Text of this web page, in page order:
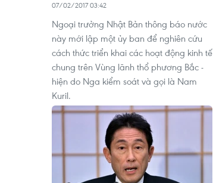
07/02/2017 03:42
Ngoại trưởng Nhật Bản thông báo nước
này mới lập một ủy ban để nghiên cứu
cách thức triển khai các hoạt động kinh tế
chung trên Vùng lãnh thổ phương Bắc -
hiện do Nga kiểm soát và gọi là Nam
Kuril.